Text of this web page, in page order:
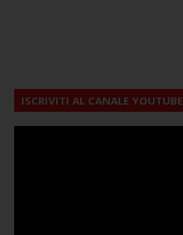
ISCRIVITI AL CANALE YOUTUBE